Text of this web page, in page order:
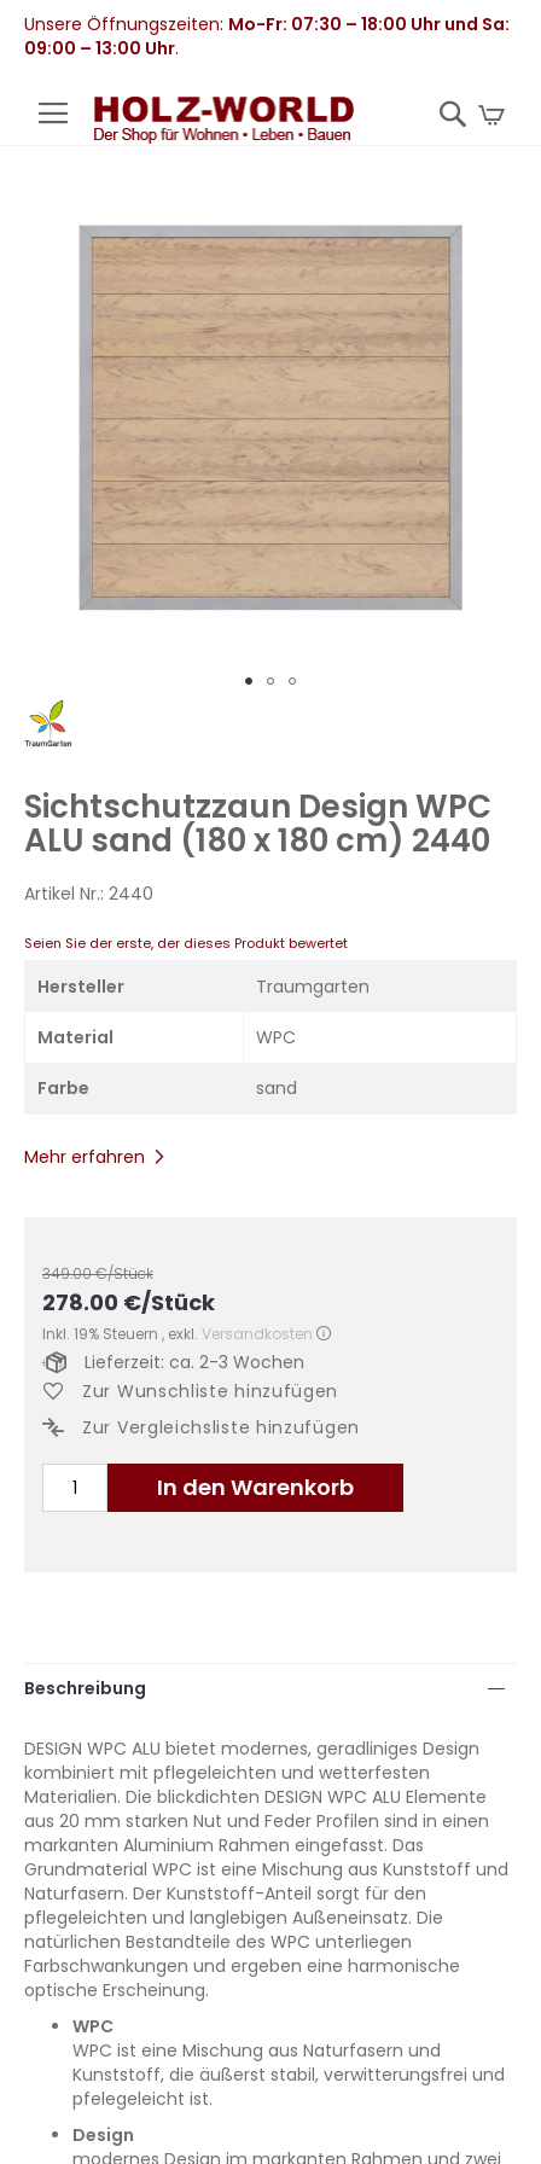
Unsere Öffnungszeiten: Mo-Fr: 07:30 – 18:00 Uhr und Sa:
09:00 – 13:00 Uhr.
Bildergalerie
Zum
Anfang
springen
Sichtschutzzaun Design WPC
ALU sand (180 x 180 cm) 2440
Artikel Nr.: 2440
Seien Sie der erste, der dieses Produkt bewertet
Hersteller Traumgarten
Material WPC
Farbe sand
Mehr erfahren
349.00€/Stück
278.00 €/Stück
Inkl. 19% Steuern , exkl. Versandkosten
In den Warenkorb
Lieferzeit: ca. 2-3 Wochen
Zur Wunschliste hinzufügen
Zur Vergleichsliste hinzufügen
Beschreibung
DESIGN WPC ALU bietet modernes, geradliniges Design
kombiniert mit pflegeleichten und wetterfesten
Materialien. Die blickdichten DESIGN WPC ALU Elemente
aus 20 mm starken Nut und Feder Profilen sind in einen
markanten Aluminium Rahmen eingefasst. Das
Grundmaterial WPC ist eine Mischung aus Kunststoff und
Naturfasern. Der Kunststoff-Anteil sorgt für den
pflegeleichten und langlebigen Außeneinsatz. Die
natürlichen Bestandteile des WPC unterliegen
Farbschwankungen und ergeben eine harmonische
optische Erscheinung.
WPC
WPC ist eine Mischung aus Naturfasern und
Kunststoff, die äußerst stabil, verwitterungsfrei und
pfelegeleicht ist.
Design
modernes Design im markanten Rahmen und zwei